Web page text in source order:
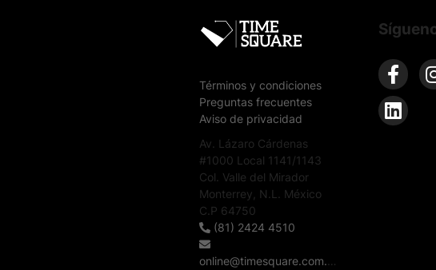
Términos y condiciones
Preguntas frecuentes
Aviso de privacidad
Av. Lázaro Cárdenas
#1000 Local 1141/1143
Col. Valle del Mirador
Monterrey, N.L. México
C.P 64750
(81) 2424 4510
online@timesquare.com.mx